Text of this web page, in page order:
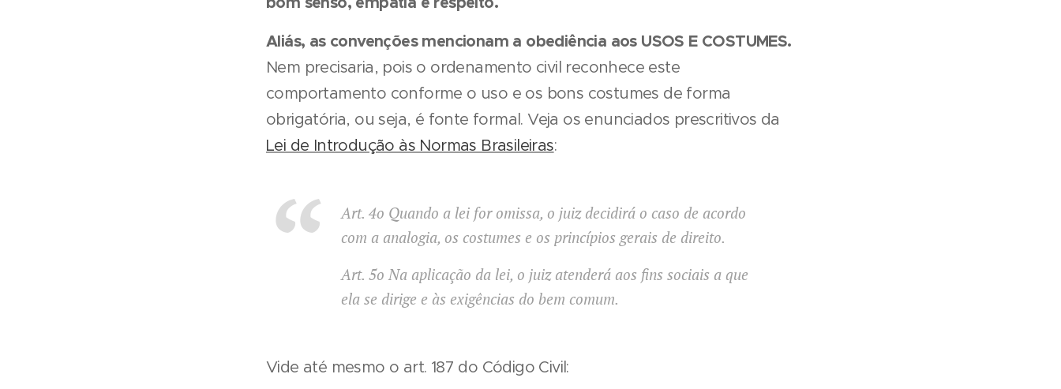
Aliás, as convenções mencionam a obediência aos USOS E COSTUMES.
Nem precisaria, pois o ordenamento civil reconhece este
comportamento conforme o uso e os bons costumes de forma
obrigatória, ou seja, é fonte formal. Veja os enunciados prescritivos da
Lei de Introdução às Normas Brasileiras:
Art. 4o Quando a lei for omissa, o juiz decidirá o caso de acordo
com a analogia, os costumes e os princípios gerais de direito.
Art. 5o Na aplicação da lei, o juiz atenderá aos fins sociais a que
ela se dirige e às exigências do bem comum.
Vide até mesmo o art. 187 do Código Civil: